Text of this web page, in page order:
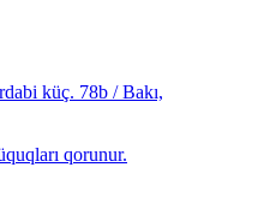
küç. 78b / Bakı,
qorunur.